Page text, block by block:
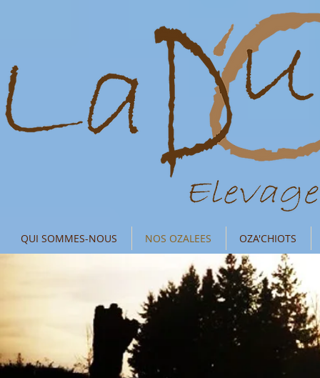
QUI SOMMES-NOUS NOS OZALEES OZA'CHIOTS